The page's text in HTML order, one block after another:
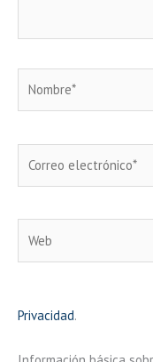
electrónico*
Privacidad.